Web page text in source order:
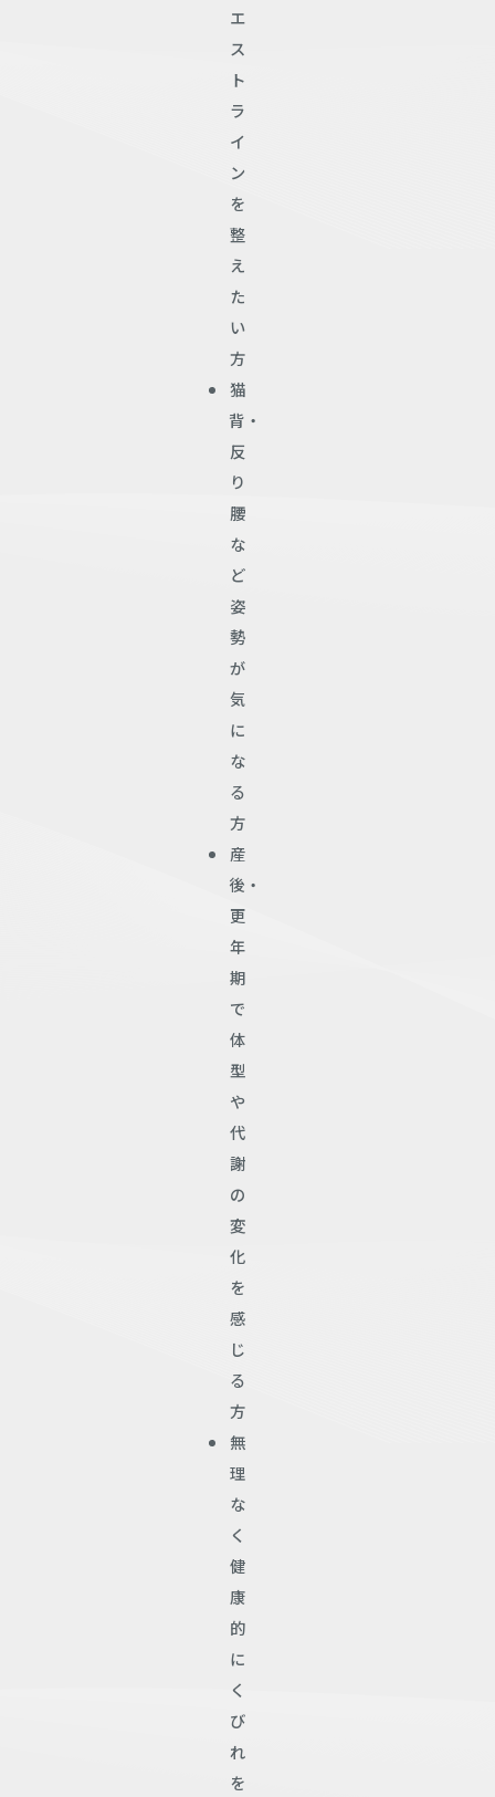
エ
ス
ト
ラ
イ
ン
を
整
え
た
い
方
猫
背・
反
り
腰
な
ど
姿
勢
が
気
に
な
る
方
産
後・
更
年
期
で
体
型
や
代
謝
の
変
化
を
感
じ
る
方
無
理
な
く
健
康
的
に
く
び
れ
を